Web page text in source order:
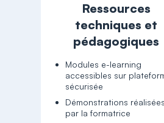
Ressources
techniques et
pédagogiques
Modules e-learning
accessibles sur
sécurisée
Démonstrations
par la formatrice